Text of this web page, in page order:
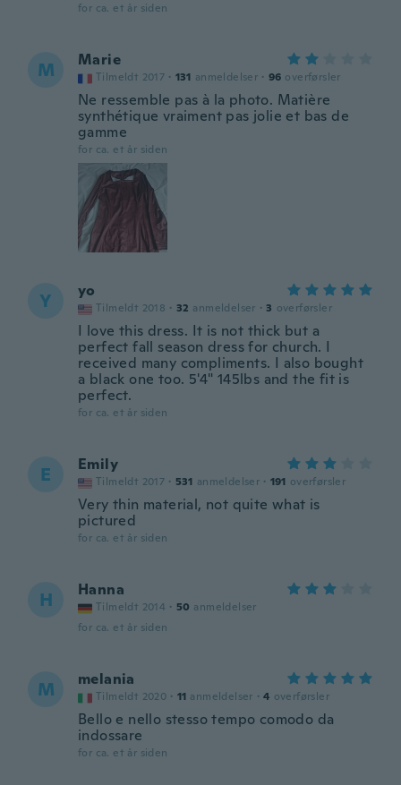
for ca. et år siden
M Marie
Tilmeldt 2017 · 131 anmeldelser · 96 overførsler
Ne ressemble pas à la photo. Matière
synthétique vraiment pas jolie et bas de
gamme
for ca. et år siden
Y yo
Tilmeldt 2018 · 32 anmeldelser · 3 overførsler
I love this dress. It is not thick but a
perfect fall season dress for church. I
received many compliments. I also bought
a black one too. 5'4" 145lbs and the fit is
perfect.
for ca. et år siden
E Emily
Tilmeldt 2017 · 531 anmeldelser · 191 overførsler
Very thin material, not quite what is
pictured
for ca. et år siden
H Hanna
Tilmeldt 2014 · 50 anmeldelser
for ca. et år siden
M melania
Tilmeldt 2020 · 11 anmeldelser · 4 overførsler
Bello e nello stesso tempo comodo da
indossare
for ca. et år siden